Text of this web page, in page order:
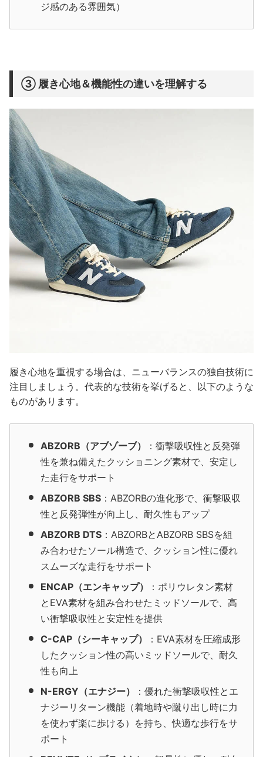
ジ感のある雰囲気）
③ 履き心地＆機能性の違いを理解する
履き心地を重視する場合は、ニューバランスの独自技術に
注目しましょう。代表的な技術を挙げると、以下のような
ものがあります。
ABZORB（アブゾーブ）
：衝撃吸収性と反発弾
性を兼ね備えたクッショニング素材で、安定し
た走行をサポート
ABZORB SBS ：ABZORBの進化形で、衝撃吸収
性と反発弾性が向上し、耐久性もアップ
ABZORB DTS ：ABZORBとABZORB SBSを組
み合わせたソール構造で、クッション性に優れ
スムーズな走行をサポート
ENCAP（エンキャップ）
：ポリウレタン素材
とEVA素材を組み合わせたミッドソールで、高
い衝撃吸収性と安定性を提供
C-CAP（シーキャップ）
：EVA素材を圧縮成形
したクッション性の高いミッドソールで、耐久
性も向上
N-ERGY（エナジー）
：優れた衝撃吸収性とエ
ナジーリターン機能（着地時や蹴り出し時に力
を使わず楽に歩ける）を持ち、快適な歩行をサ
ポート